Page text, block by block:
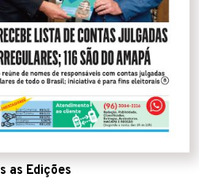
as Edições